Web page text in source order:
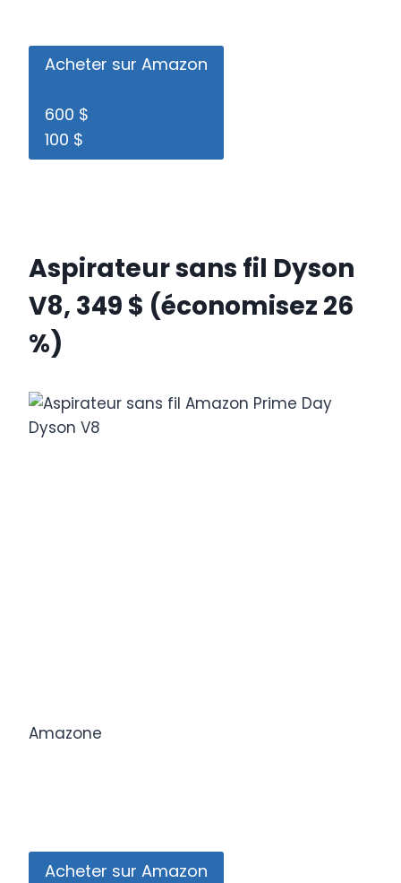
Acheter sur Amazon
600 $
100 $
Aspirateur sans fil Dyson
V8, 349 $ (économisez 26
%)
Amazone
Acheter sur Amazon